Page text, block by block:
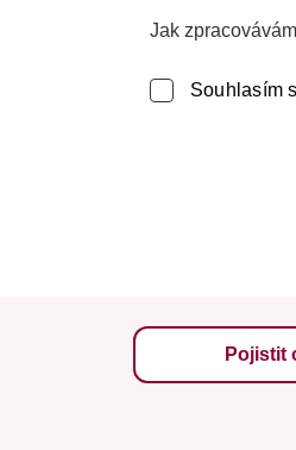
Jak
Souhlasím
Pojistit